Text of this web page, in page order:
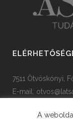
7511 Ötvöskónyi,
E-mail:
A